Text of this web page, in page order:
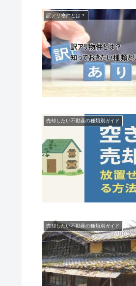
訳アリ物件とは？
売却したい不動産の種類別ガイド
売却したい不動産の種類別ガイド